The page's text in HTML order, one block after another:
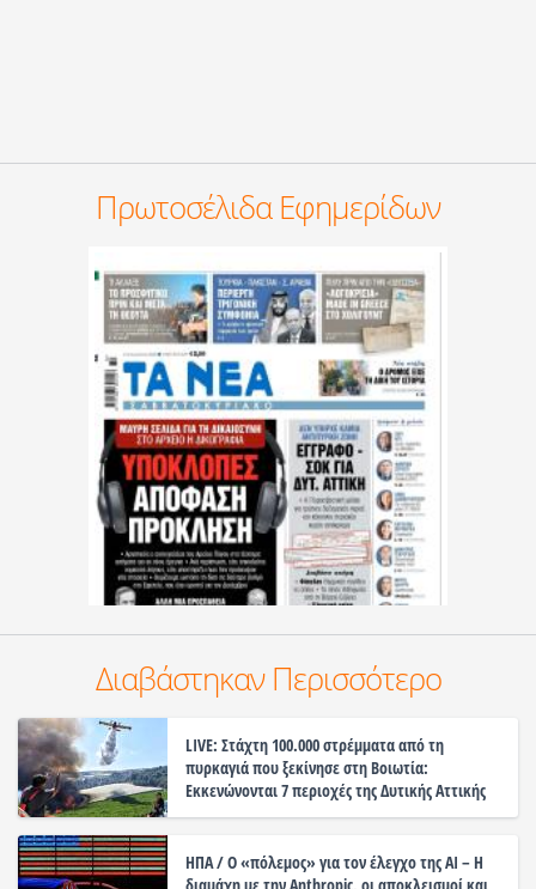
Πρωτοσέλιδα Εφημερίδων
Διαβάστηκαν Περισσότερο
LIVE: Στάχτη 100.000 στρέμματα από τη
πυρκαγιά που ξεκίνησε στη Βοιωτία:
Εκκενώνονται 7 περιοχές της Δυτικής Αττικής
ΗΠΑ / Ο «πόλεμος» για τον έλεγχο της ΑΙ – Η